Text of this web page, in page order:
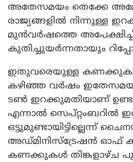
അതേസമയം തെക്കേ
രാജ്യങ്ങളിൽ നിന്നുള്ള
മുൻവർഷത്തെ
കുതിച്ചുയർന്നതായും
ഇതുവരെയുള്ള
കഴിഞ്ഞ വർഷം ഇതേസമയം
ടൺ ഇറക്കുമതിയാണ്
എന്നാൽ സെപ്റ്റംബറിൽ
ഒട്ടുമുണ്ടായിട്ടില്ലെന്ന്
അഡ്മിനിസ്‌ട്രേഷൻ ഓഫ്
കണക്കുകൾ തിങ്കളാഴ്ച